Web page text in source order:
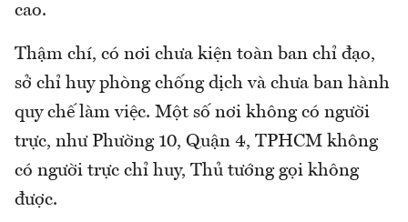
cao.
Thậm chí, có nơi chưa kiện toàn ban chỉ đạo,
sở chỉ huy phòng chống dịch và chưa ban hành
quy chế làm việc. Một số nơi không có người
trực, như Phường 10, Quận 4, TPHCM không
có người trực chỉ huy, Thủ tướng gọi không
được.